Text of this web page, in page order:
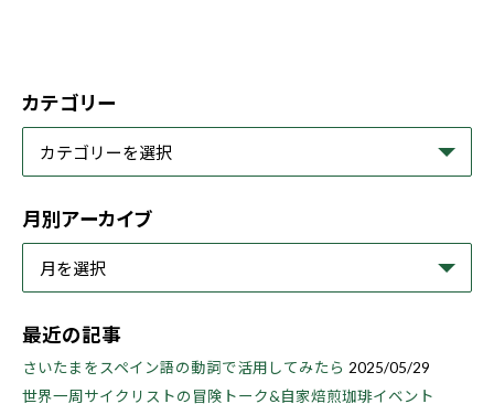
カテゴリー
月別アーカイブ
最近の記事
さいたまをスペイン語の動詞で活用してみたら 2025/05/29
世界一周サイクリストの冒険トーク&自家焙煎珈琲イベント